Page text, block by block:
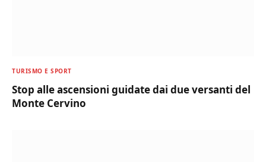
TURISMO E SPORT
Stop alle ascensioni guidate dai due versanti del
Monte Cervino